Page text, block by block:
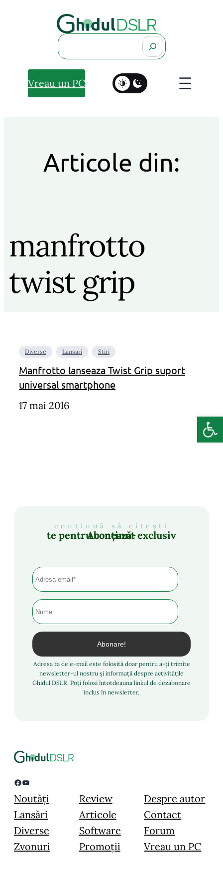
Search
Vreau un PC
Articole din:
manfrotto
twist grip
Diverse Lansari Stiri
Manfrotto lanseaza Twist Grip suport
universal smartphone
17 mai 2016
continuă să citești
Abonează-te pentru conținut exclusiv
Adresa ta de e-mail este folosită doar pentru a-ți trimite
newsletter-ul nostru și informații despre activitățile
Ghidul DSLR. Poți folosi întotdeauna linkul de dezabonare
inclus în newsletter.
Facebook YouTube
Noutăți
Lansări
Diverse
Zvonuri
Review
Articole
Software
Promoții
Despre autor
Contact
Forum
Vreau un PC